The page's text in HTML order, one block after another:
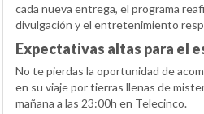
cada nueva entrega, el programa
divulgación y el entretenimiento
Expectativas altas para el
No te pierdas la oportunidad de
en su viaje por tierras llenas de
mañana a las 23:00h en Telecinco.